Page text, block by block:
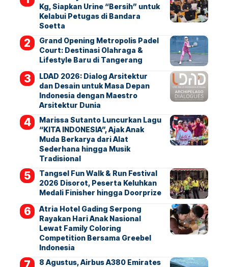
Kg, Siapkan Urine “Bersih” untuk
Kelabui Petugas di Bandara
Soetta
Grand Opening Metropolis Padel
Court: Destinasi Olahraga &
Lifestyle Baru di Tangerang
LDAD 2026: Dialog Arsitektur
dan Desain untuk Masa Depan
Indonesia dengan Maestro
Arsitektur Dunia
Marissa Sutanto Luncurkan Lagu
“KITA INDONESIA”, Ajak Anak
Muda Berkarya dari Alat
Sederhana hingga Musik
Tradisional
Tangsel Fun Walk & Run Festival
2026 Disorot, Peserta Keluhkan
Medali Finisher hingga Doorprize
Atria Hotel Gading Serpong
Rayakan Hari Anak Nasional
Lewat Family Coloring
Competition Bersama Greebel
Indonesia
8 Agustus, Airbus A380 Emirates